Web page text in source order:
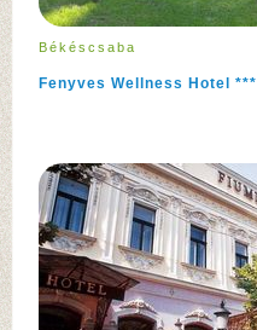
Békéscsaba
Fenyves Wellness Hotel ***